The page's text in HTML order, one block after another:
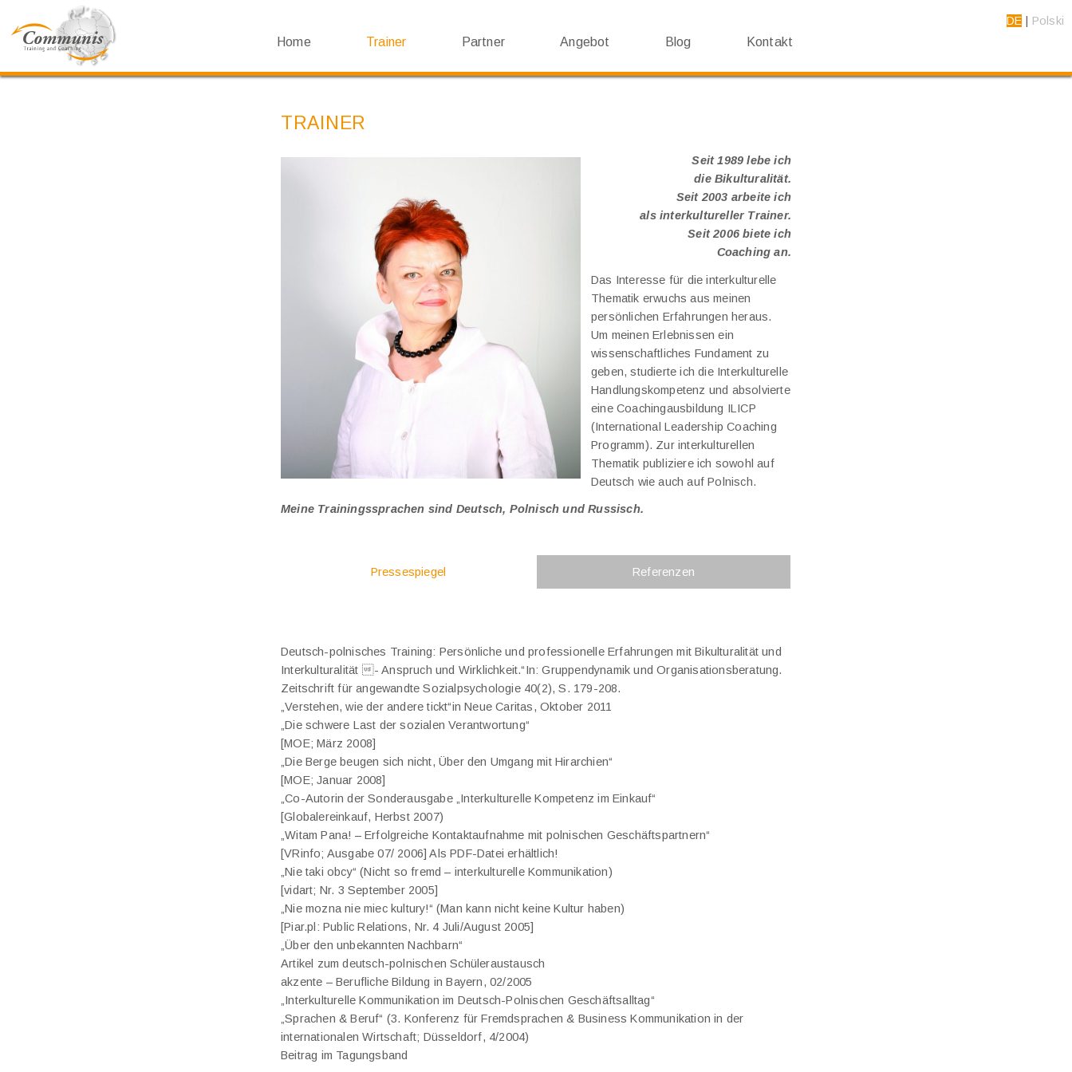
Home Trainer Partner Angebot Blog Kontakt
DE Polski
TRAINER
Seit 1989 lebe ich
die Bikulturalität.
Seit 2003 arbeite ich
als interkultureller Trainer.
Seit 2006 biete ich
Coaching an.
Das Interesse für die interkulturelle
Thematik erwuchs aus meinen
persönlichen Erfahrungen heraus.
Um meinen Erlebnissen ein
wissenschaftliches Fundament zu
geben, studierte ich die Interkulturelle
Handlungskompetenz und absolvierte
eine Coachingausbildung ILICP
(International Leadership Coaching
Programm). Zur interkulturellen
Thematik publiziere ich sowohl auf
Deutsch wie auch auf Polnisch.
Meine Trainingssprachen sind Deutsch, Polnisch und Russisch.
Pressespiegel Referenzen
Deutsch-polnisches Training: Persönliche und professionelle Erfahrungen mit Bikulturalität und
Interkulturalität - Anspruch und Wirklichkeit.“In: Gruppendynamik und Organisationsberatung.
Zeitschrift für angewandte Sozialpsychologie 40(2), S. 179-208.
„Verstehen, wie der andere tickt“in Neue Caritas, Oktober 2011
„Die schwere Last der sozialen Verantwortung“
[MOE; März 2008]
„Die Berge beugen sich nicht, Über den Umgang mit Hirarchien“
[MOE; Januar 2008]
„Co-Autorin der Sonderausgabe „Interkulturelle Kompetenz im Einkauf“
[Globalereinkauf, Herbst 2007)
„Witam Pana! – Erfolgreiche Kontaktaufnahme mit polnischen Geschäftspartnern“
[VRinfo; Ausgabe 07/ 2006] Als PDF-Datei erhältlich!
„Nie taki obcy“ (Nicht so fremd – interkulturelle Kommunikation)
[vidart; Nr. 3 September 2005]
„Nie mozna nie miec kultury!“ (Man kann nicht keine Kultur haben)
[Piar.pl: Public Relations, Nr. 4 Juli/August 2005]
„Über den unbekannten Nachbarn“
Artikel zum deutsch-polnischen Schüleraustausch
akzente – Berufliche Bildung in Bayern, 02/2005
„Interkulturelle Kommunikation im Deutsch-Polnischen Geschäftsalltag“
„Sprachen & Beruf“ (3. Konferenz für Fremdsprachen & Business Kommunikation in der
internationalen Wirtschaft; Düsseldorf, 4/2004)
Beitrag im Tagungsband